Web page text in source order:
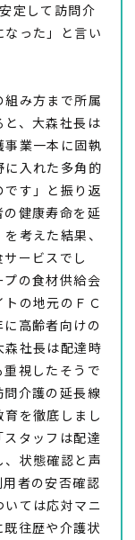
定して訪問介
った」と言い
み方まで所属
、大森社長は
業一本に固執
入れた多角的
す」と振り返
健康寿命を延
考えた結果、
ービスでし
の食材供給会
の地元のＦＣ
高齢者向けの
社長は配達時
視したそうで
介護の延長線
を徹底しまし
タッフは配達
状態確認と声
者の安否確認
ては応対マニ
往歴や介護状